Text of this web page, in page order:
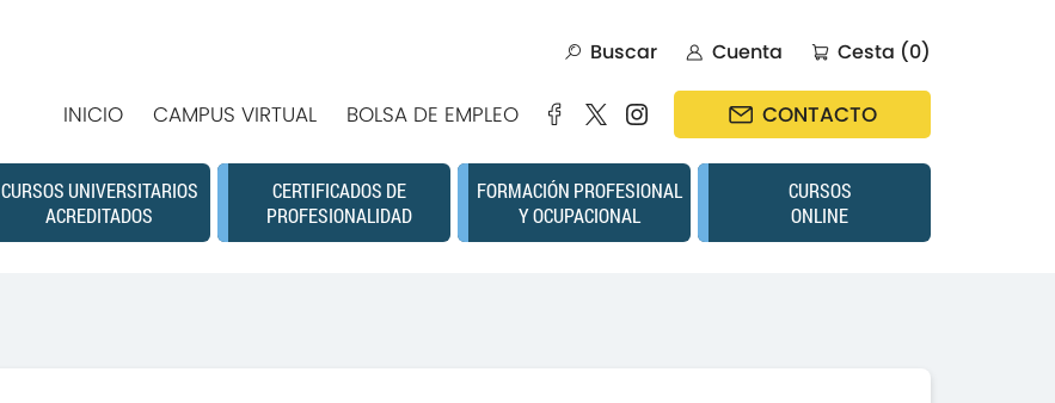
Buscar Cuenta Cesta (0)
INICIO CAMPUS VIRTUAL BOLSA DE EMPLEO CONTACTO
CURSOS UNIVERSITARIOS
ACREDITADOS
CERTIFICADOS DE
PROFESIONALIDAD
FORMACIÓN PROFESIONAL
Y OCUPACIONAL
CURSOS
ONLINE